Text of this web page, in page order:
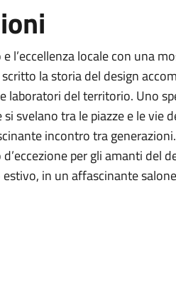
l’eccellenza locale con una
la storia del design
del territorio. Uno
svelano tra le piazze e le vie
incontro tra generazioni.
per gli amanti del
in un affascinante